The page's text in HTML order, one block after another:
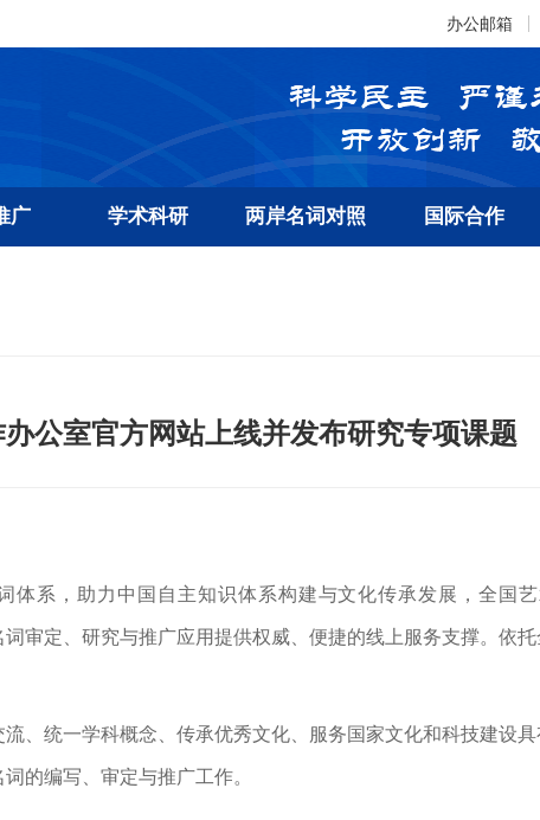
办公邮箱
广 学术科研 两岸名词对照 国际合作
公室官方网站上线并发布研究专项课题
体系，助力中国自主知识体系构建与文化传承发展，全国
词审定、研究与推广应用提供权威、便捷的线上服务支撑。依
、统一学科概念、传承优秀文化、服务国家文化和科技建设
的编写、审定与推广工作。